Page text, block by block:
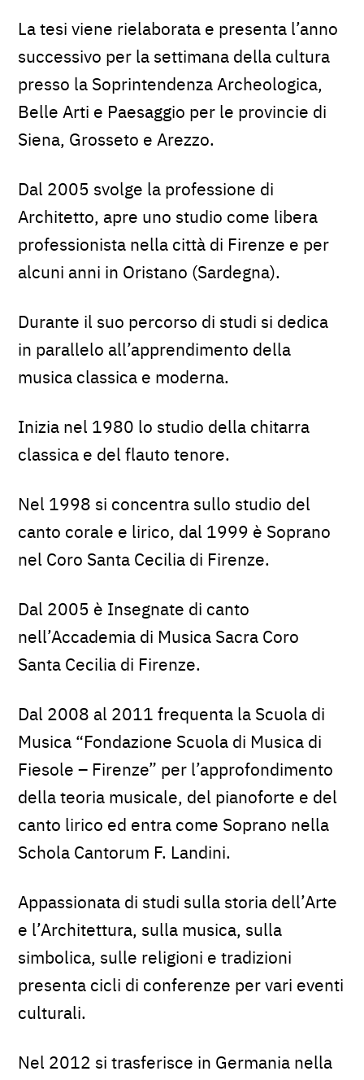
La tesi viene rielaborata e presenta l’anno
successivo per la settimana della cultura
presso la Soprintendenza Archeologica,
Belle Arti e Paesaggio per le provincie di
Siena, Grosseto e Arezzo.
Dal 2005 svolge la professione di
Architetto, apre uno studio come libera
professionista nella città di Firenze e per
alcuni anni in Oristano (Sardegna).
Durante il suo percorso di studi si dedica
in parallelo all’apprendimento della
musica classica e moderna.
Inizia nel 1980 lo studio della chitarra
classica e del flauto tenore.
Nel 1998 si concentra sullo studio del
canto corale e lirico, dal 1999 è Soprano
nel Coro Santa Cecilia di Firenze.
Dal 2005 è Insegnate di canto
nell’Accademia di Musica Sacra Coro
Santa Cecilia di Firenze.
Dal 2008 al 2011 frequenta la Scuola di
Musica “Fondazione Scuola di Musica di
Fiesole – Firenze” per l’approfondimento
della teoria musicale, del pianoforte e del
canto lirico ed entra come Soprano nella
Schola Cantorum F. Landini.
Appassionata di studi sulla storia dell’Arte
e l’Architettura, sulla musica, sulla
simbolica, sulle religioni e tradizioni
presenta cicli di conferenze per vari eventi
culturali.
Nel 2012 si trasferisce in Germania nella